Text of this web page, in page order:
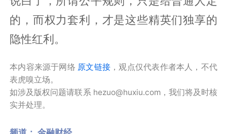
的，而权力套利，才是这些精英们独享的
隐性红利。
本内容来源于网络 原文链接 ，观点仅代表作者本人，不代
表虎嗅立场。
如涉及版权问题请联系 hezuo@huxiu.com，我们将及时核
实并处理。